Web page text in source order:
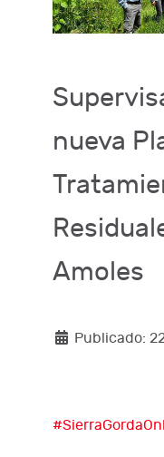
nueva
Amoles
Publicado: